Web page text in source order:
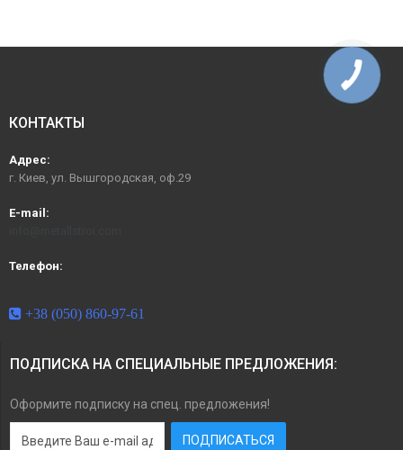
КОНТАКТЫ
Адрес:
г. Киев, ул. Вышгородская, оф.29
E-mail:
Телефон:
+38 (050) 860-97-61
ПОДПИСКА НА СПЕЦИАЛЬНЫЕ ПРЕДЛОЖЕНИЯ:
Оформите подписку на спец. предложения!